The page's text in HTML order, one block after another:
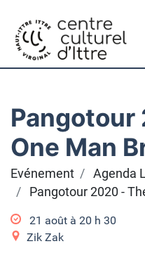
Pangotour
One Man
Evénement
Agenda
Pangotour 2020 -
21 août à 20 h 30
Zik Zak